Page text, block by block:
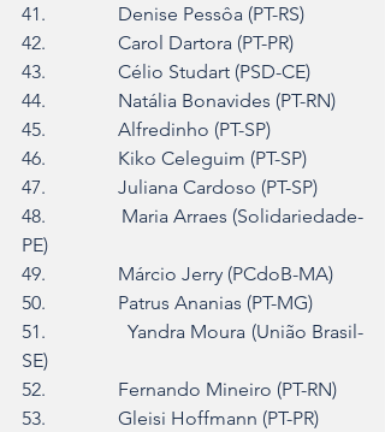
41.               Denise Pessôa (PT-RS)
42.               Carol Dartora (PT-PR)
43.               Célio Studart (PSD-CE)
44.               Natália Bonavides (PT-RN)
45.               Alfredinho (PT-SP)
46.               Kiko Celeguim (PT-SP)
47.               Juliana Cardoso (PT-SP)
48.               Maria Arraes (Solidariedade-
PE)
49.               Márcio Jerry (PCdoB-MA)
50.               Patrus Ananias (PT-MG)
51.               Yandra Moura (União Brasil-
SE)
52.               Fernando Mineiro (PT-RN)
53.               Gleisi Hoffmann (PT-PR)